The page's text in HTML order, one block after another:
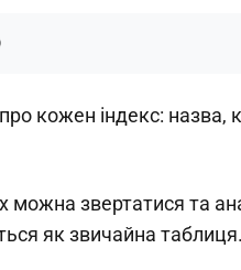
кожен індекс: назва,
можна звертатися та
як звичайна